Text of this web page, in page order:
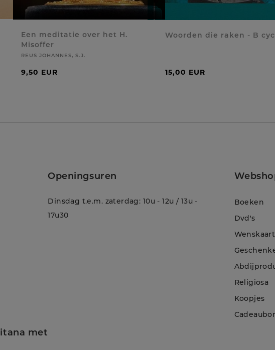
Een meditatie over het H.
Misoffer
REUS JOHANNES, S.J.
9,50 EUR
Woorden die raken - B
15,00 EUR
Openingsuren
Dinsdag t.e.m. zaterdag: 10u - 12u / 13u -
17u30
met
Boeken
Dvd's
Religiosa
Koopjes